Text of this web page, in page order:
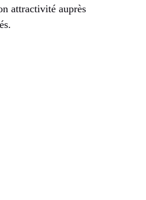
attractivité auprès